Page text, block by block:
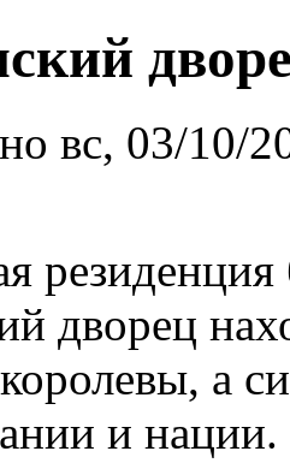
вс, 03/10/
дворец
а
и нации.